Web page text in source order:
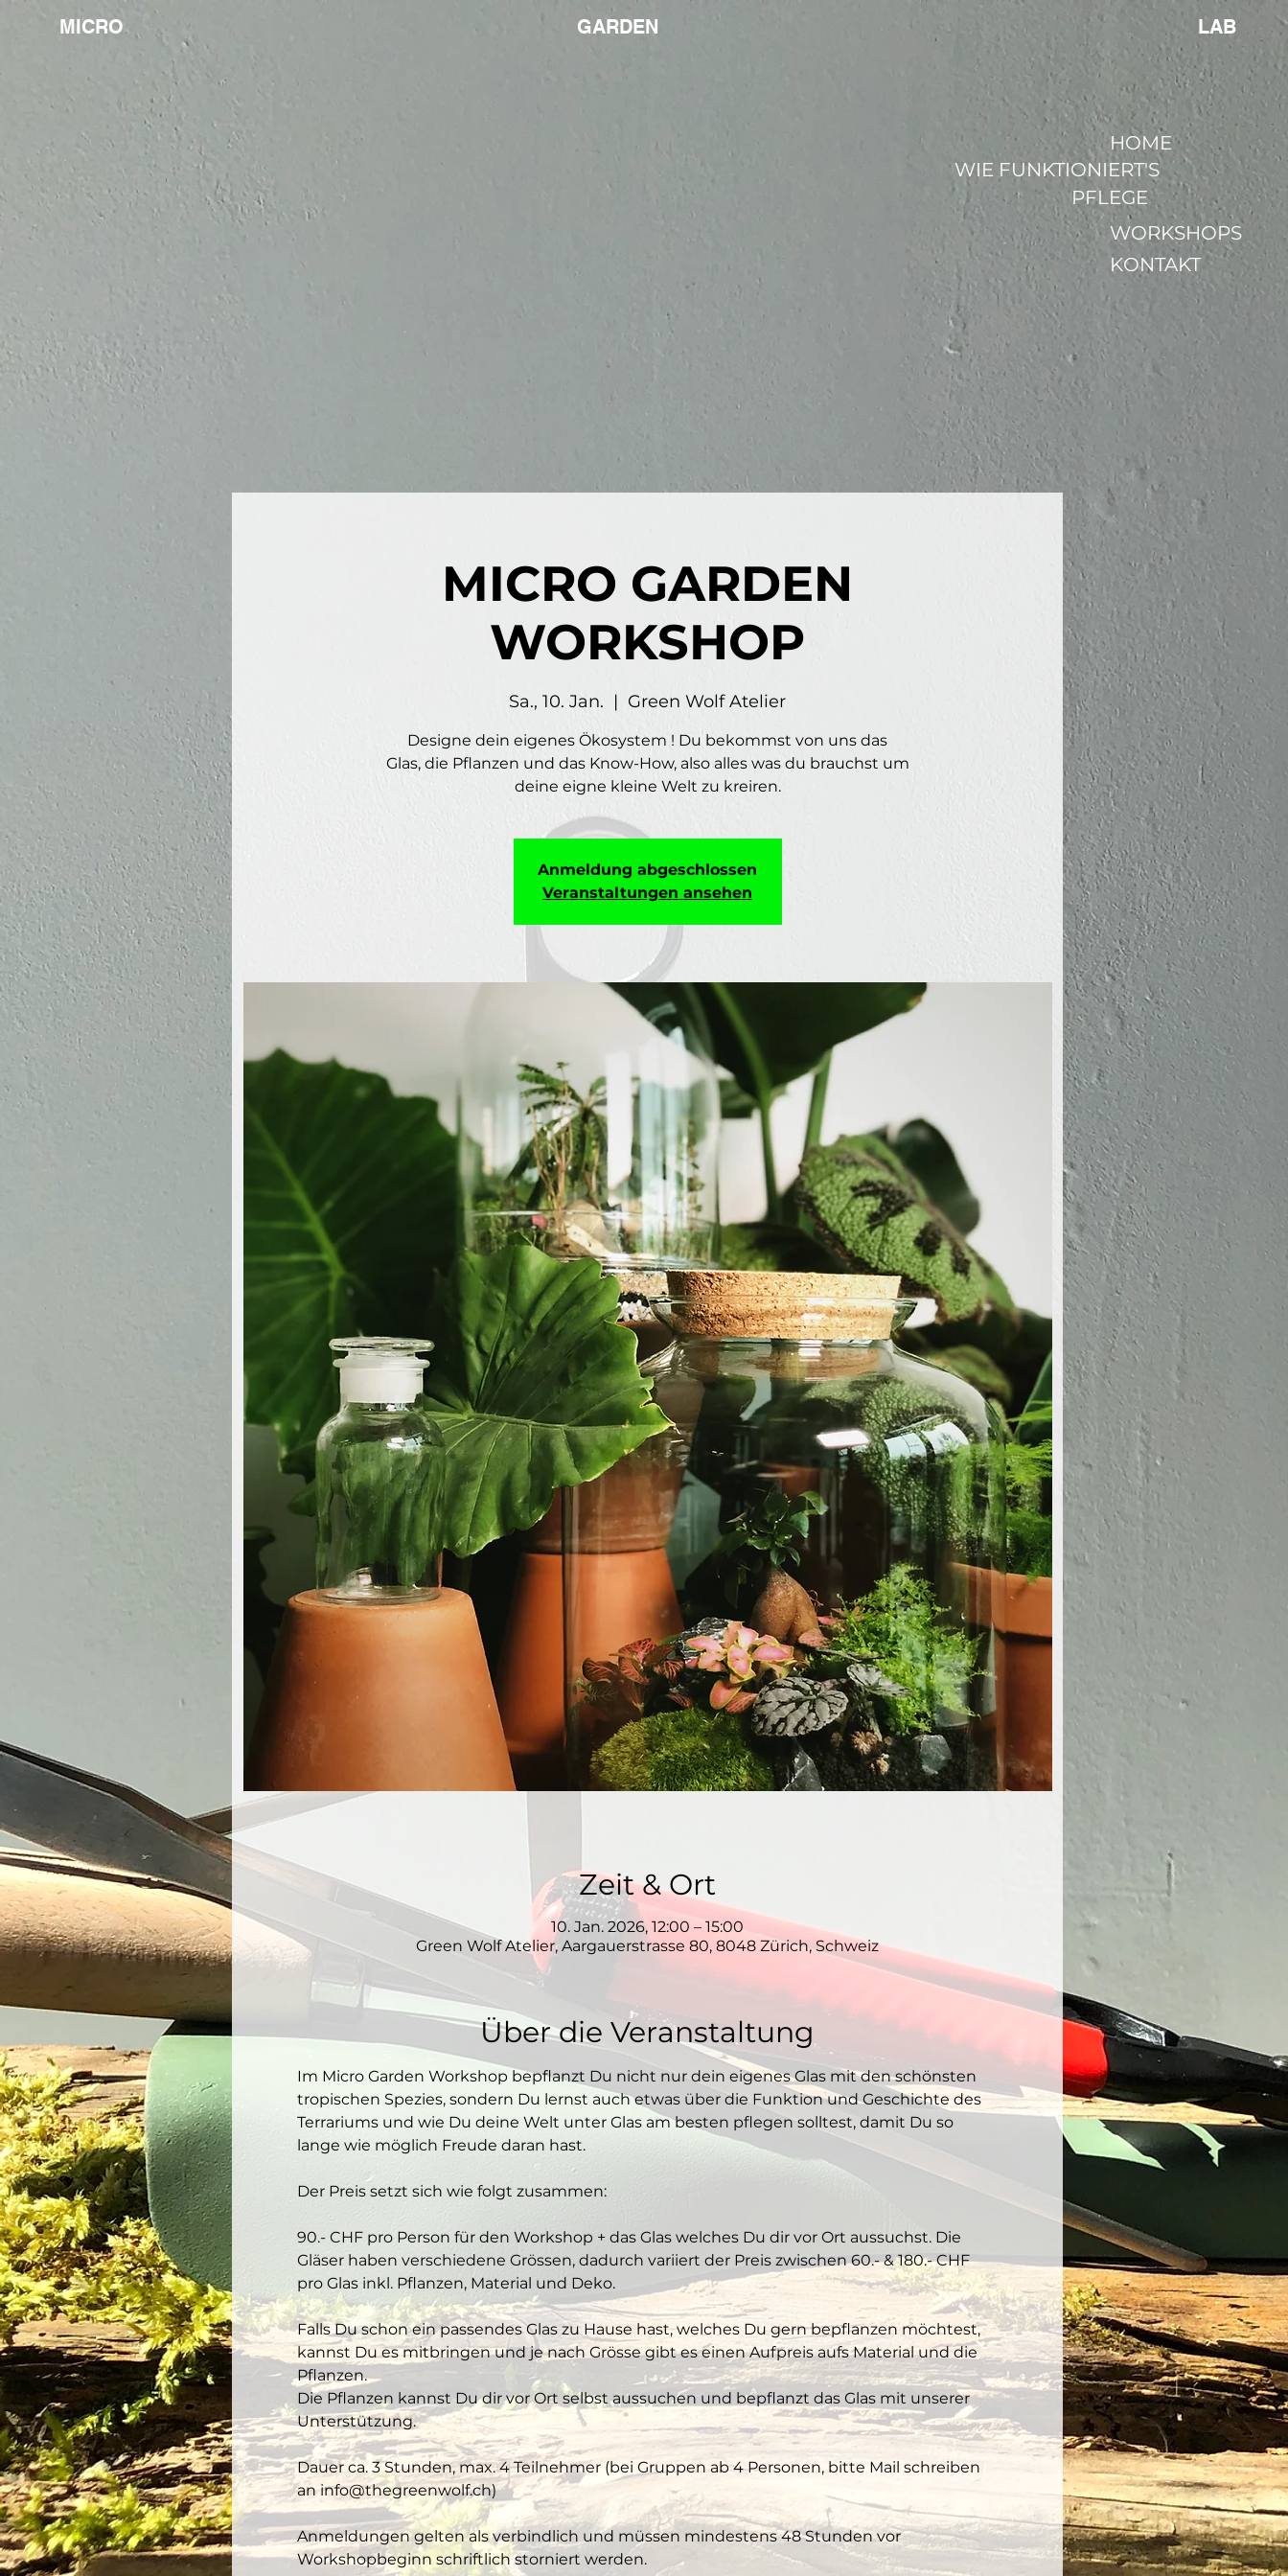
MICRO GARDEN LAB
HOME
MICRO GARDEN
WORKSHOP
Sa., 10. Jan.
  |
Green Wolf Atelier
Designe dein eigenes Ökosystem ! Du bekommst von uns das
Glas, die Pflanzen und das Know-How, also alles was du brauchst um
deine eigne kleine Welt zu kreiren.
Anmeldung abgeschlossen
Veranstaltungen ansehen
Zeit & Ort
10. Jan. 2026, 12:00 – 15:00
Green Wolf Atelier, Aargauerstrasse 80, 8048 Zürich, Schweiz
Über die Veranstaltung
Im Micro Garden Workshop bepflanzt Du nicht nur dein eigenes Glas mit den schönsten
tropischen Spezies, sondern Du lernst auch etwas über die Funktion und Geschichte des
Terrariums und wie Du deine Welt unter Glas am besten pflegen solltest, damit Du so
lange wie möglich Freude daran hast.
Der Preis setzt sich wie folgt zusammen:
90.- CHF pro Person für den Workshop + das Glas welches Du dir vor Ort aussuchst. Die
Gläser haben verschiedene Grössen, dadurch variiert der Preis zwischen 60.- & 180.- CHF
pro Glas inkl. Pflanzen, Material und Deko.
Falls Du schon ein passendes Glas zu Hause hast, welches Du gern bepflanzen möchtest,
kannst Du es mitbringen und je nach Grösse gibt es einen Aufpreis aufs Material und die
Pflanzen.
Die Pflanzen kannst Du dir vor Ort selbst aussuchen und bepflanzt das Glas mit unserer
Unterstützung.
Dauer ca. 3 Stunden, max. 4 Teilnehmer (bei Gruppen ab 4 Personen, bitte Mail schreiben
an info@thegreenwolf.ch)
Anmeldungen gelten als verbindlich und müssen mindestens 48 Stunden vor
Workshopbeginn schriftlich storniert werden.
WIE FUNKTIONIERT'S
PFLEGE
KONTAKT
WORKSHOPS